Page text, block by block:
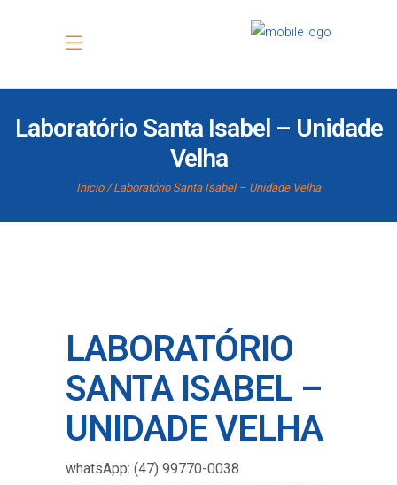
Laboratório Santa Isabel – Unidade
Velha
Início Laboratório Santa Isabel – Unidade Velha
LABORATÓRIO
SANTA ISABEL –
UNIDADE VELHA
whatsApp: (47) 99770-0038